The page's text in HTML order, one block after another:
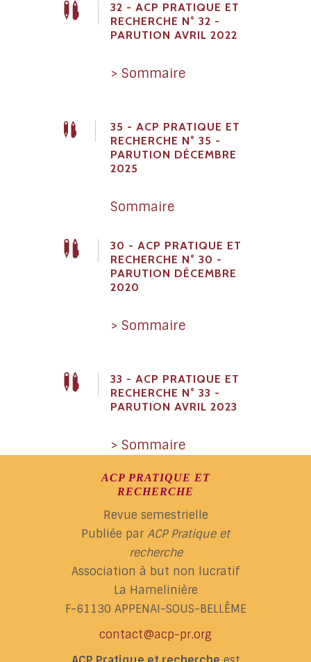
32 - ACP PRATIQUE ET
RECHERCHE N° 32 -
PARUTION AVRIL 2022
> Sommaire
35 - ACP PRATIQUE ET
RECHERCHE N° 35 -
PARUTION DÉCEMBRE
2025
Sommaire
30 - ACP PRATIQUE ET
RECHERCHE N° 30 -
PARUTION DÉCEMBRE
2020
> Sommaire
33 - ACP PRATIQUE ET
RECHERCHE N° 33 -
PARUTION AVRIL 2023
> Sommaire
ACP PRATIQUE ET
RECHERCHE
Revue semestrielle
Publiée parACP Pratique et
recherche
Association à but non lucratif
La Hamelinière
F-61130 APPENAI-SOUS-BELLÊME
contact@acp-pr.org